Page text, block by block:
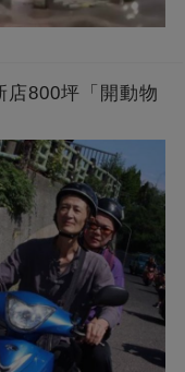
店800坪「開動物